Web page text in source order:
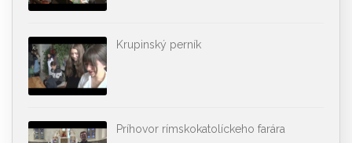
Krupinský perník
Príhovor rímskokatolíckeho farára